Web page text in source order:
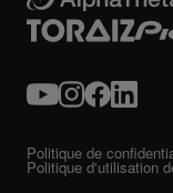
Politique de
Politique d'utilisation